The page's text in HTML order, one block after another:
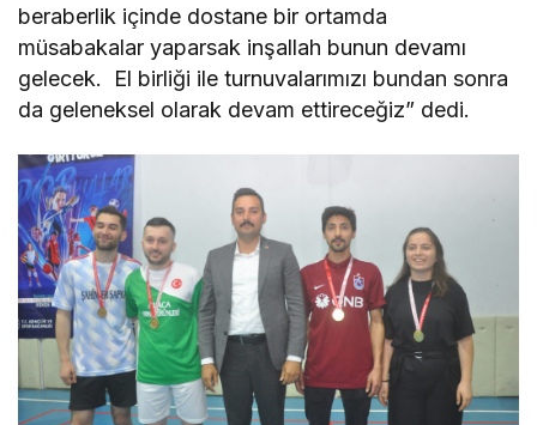
beraberlik içinde dostane bir ortamda
müsabakalar yaparsak inşallah bunun devamı
gelecek. El birliği ile turnuvalarımızı bundan sonra
da geleneksel olarak devam ettireceğiz” dedi.